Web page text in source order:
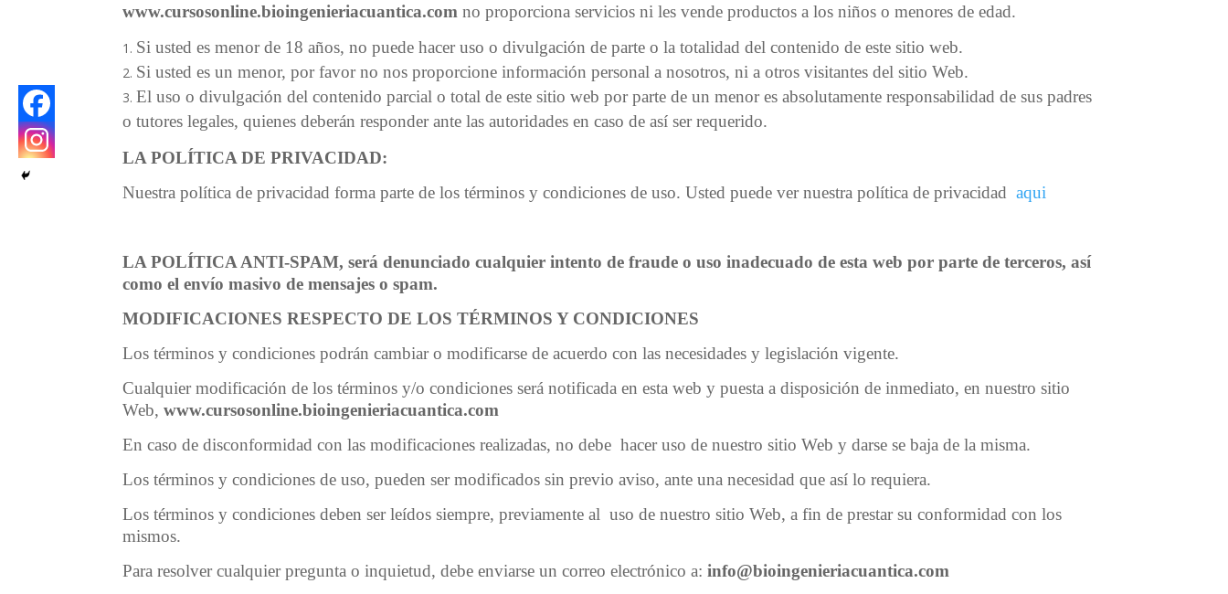
www.cursosonline.bioingenieriacuantica.com no proporciona servicios ni les vende productos a los niños o menores de edad.
Si usted es menor de 18 años, no puede hacer uso o divulgación de parte o la totalidad del contenido de este sitio web.
Si usted es un menor, por favor no nos proporcione información personal a nosotros, ni a otros visitantes del sitio Web.
El uso o divulgación del contenido parcial o total de este sitio web por parte de un menor es absolutamente responsabilidad de sus padres
o tutores legales, quienes deberán responder ante las autoridades en caso de así ser requerido.
LA POLÍTICA DE PRIVACIDAD:
Nuestra política de privacidad forma parte de los términos y condiciones de uso. Usted puede ver nuestra política de privacidadaqui
LA POLÍTICA ANTI-SPAM,será denunciado cualquier intento de fraude o uso inadecuado de esta web por parte de terceros, así
como el envío masivo de mensajes o spam.
MODIFICACIONES RESPECTO DE LOSTÉRMINOS Y CONDICIONES
Los términos y condiciones podrán cambiar o modificarse de acuerdo con las necesidades y legislación vigente.
Cualquier modificación de los términos y/o condiciones será notificada en esta web y puesta a disposición de inmediato, en nuestro sitio
Web,www.cursosonline.bioingenieriacuantica.com
En caso de disconformidad con las modificaciones realizadas, no debe hacer uso de nuestro sitio Web y darse se baja de la misma.
Los términos y condiciones de uso, pueden ser modificados sin previo aviso, ante una necesidad que así lo requiera.
Los términos y condiciones deben ser leídos siempre, previamente al uso de nuestro sitio Web, a fin de prestar su conformidad con los
mismos.
Para resolver cualquier pregunta o inquietud, debe enviarse un correo electrónico a:info@bioingenieriacuantica.com